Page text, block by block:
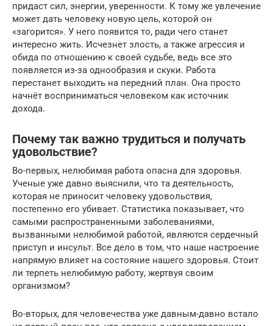
придаст сил, энергии, уверенности. К тому же увлечение
может дать человеку новую цель, которой он
«загорится». У него появится то, ради чего станет
интересно жить. Исчезнет злость, а также агрессия и
обида по отношению к своей судьбе, ведь все это
появляется из-за однообразия и скуки. Работа
перестанет выходить на передний план. Она просто
начнёт восприниматься человеком как источник
дохода.
Почему так важно трудиться и получать
удовольствие?
Во-первых, нелюбимая работа опасна для здоровья.
Ученые уже давно выяснили, что та деятельность,
которая не приносит человеку удовольствия,
постепенно его убивает. Статистика показывает, что
самыми распространенными заболеваниями,
вызванными нелюбимой работой, являются сердечный
приступ и инсульт. Все дело в том, что наше настроение
напрямую влияет на состояние нашего здоровья. Стоит
ли терпеть нелюбимую работу, жертвуя своим
организмом?
Во-вторых, для человечества уже давным-давно встало